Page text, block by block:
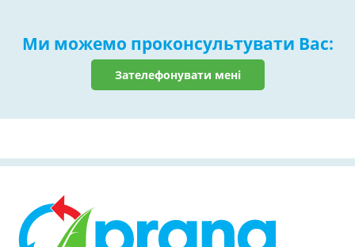
Ми можемо проконсультувати Вас:
Зателефонувати мені